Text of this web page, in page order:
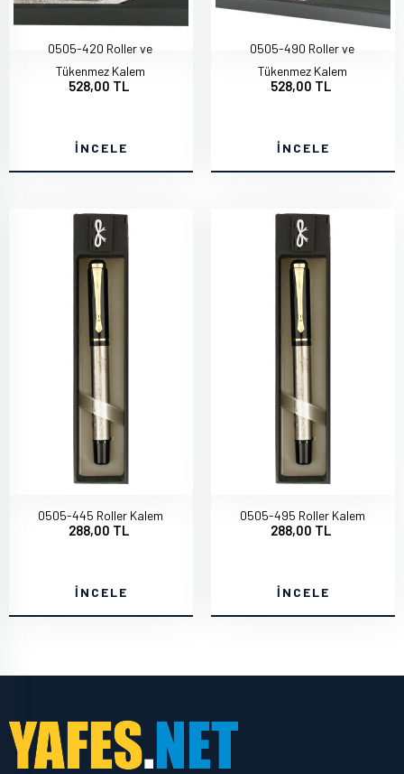
0505-420 Roller ve
Tükenmez Kalem
528,00 TL
İNCELE
0505-490 Roller ve
Tükenmez Kalem
528,00 TL
İNCELE
0505-445 Roller Kalem
288,00 TL
İNCELE
0505-495 Roller Kalem
288,00 TL
İNCELE